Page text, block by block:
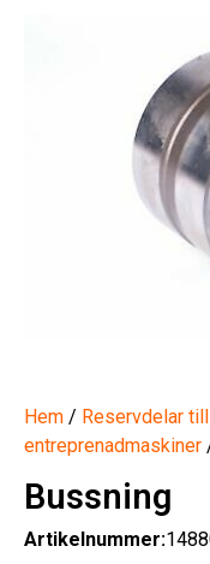
Hem / Reservdelar till
entreprenadmaskiner
Bussning
Artikelnummer: